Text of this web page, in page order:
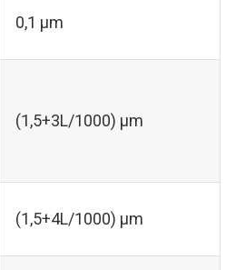
0,1 µm
(1,5+3L/1000) µm
(1,5+4L/1000) µm